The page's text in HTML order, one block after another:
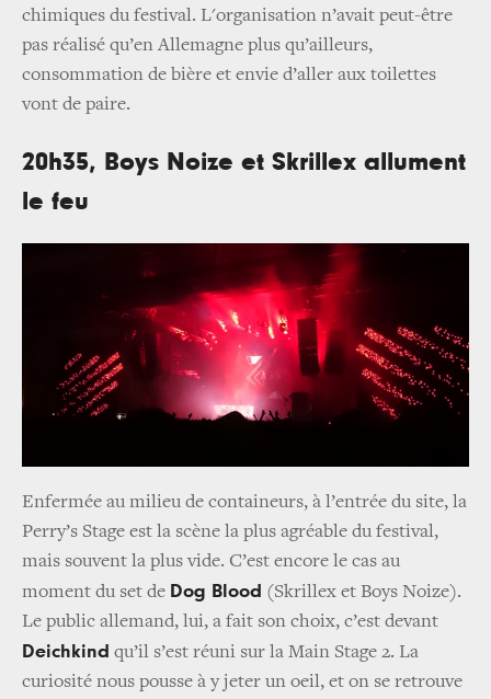
chimiques du festival. L'organisation n’avait peut-être
pas réalisé qu’en Allemagne plus qu’ailleurs,
consommation de bière et envie d’aller aux toilettes
vont de paire.
20h35, Boys Noize et Skrillex allument
le feu
Enfermée au milieu de containeurs, à l’entrée du site, la
Perry’s Stage est la scène la plus agréable du festival,
mais souvent la plus vide. C’est encore le cas au
moment du set de Dog Blood (Skrillex et Boys Noize).
Le public allemand, lui, a fait son choix, c’est devant
Deichkind qu’il s’est réuni sur la Main Stage 2. La
curiosité nous pousse à y jeter un oeil, et on se retrouve